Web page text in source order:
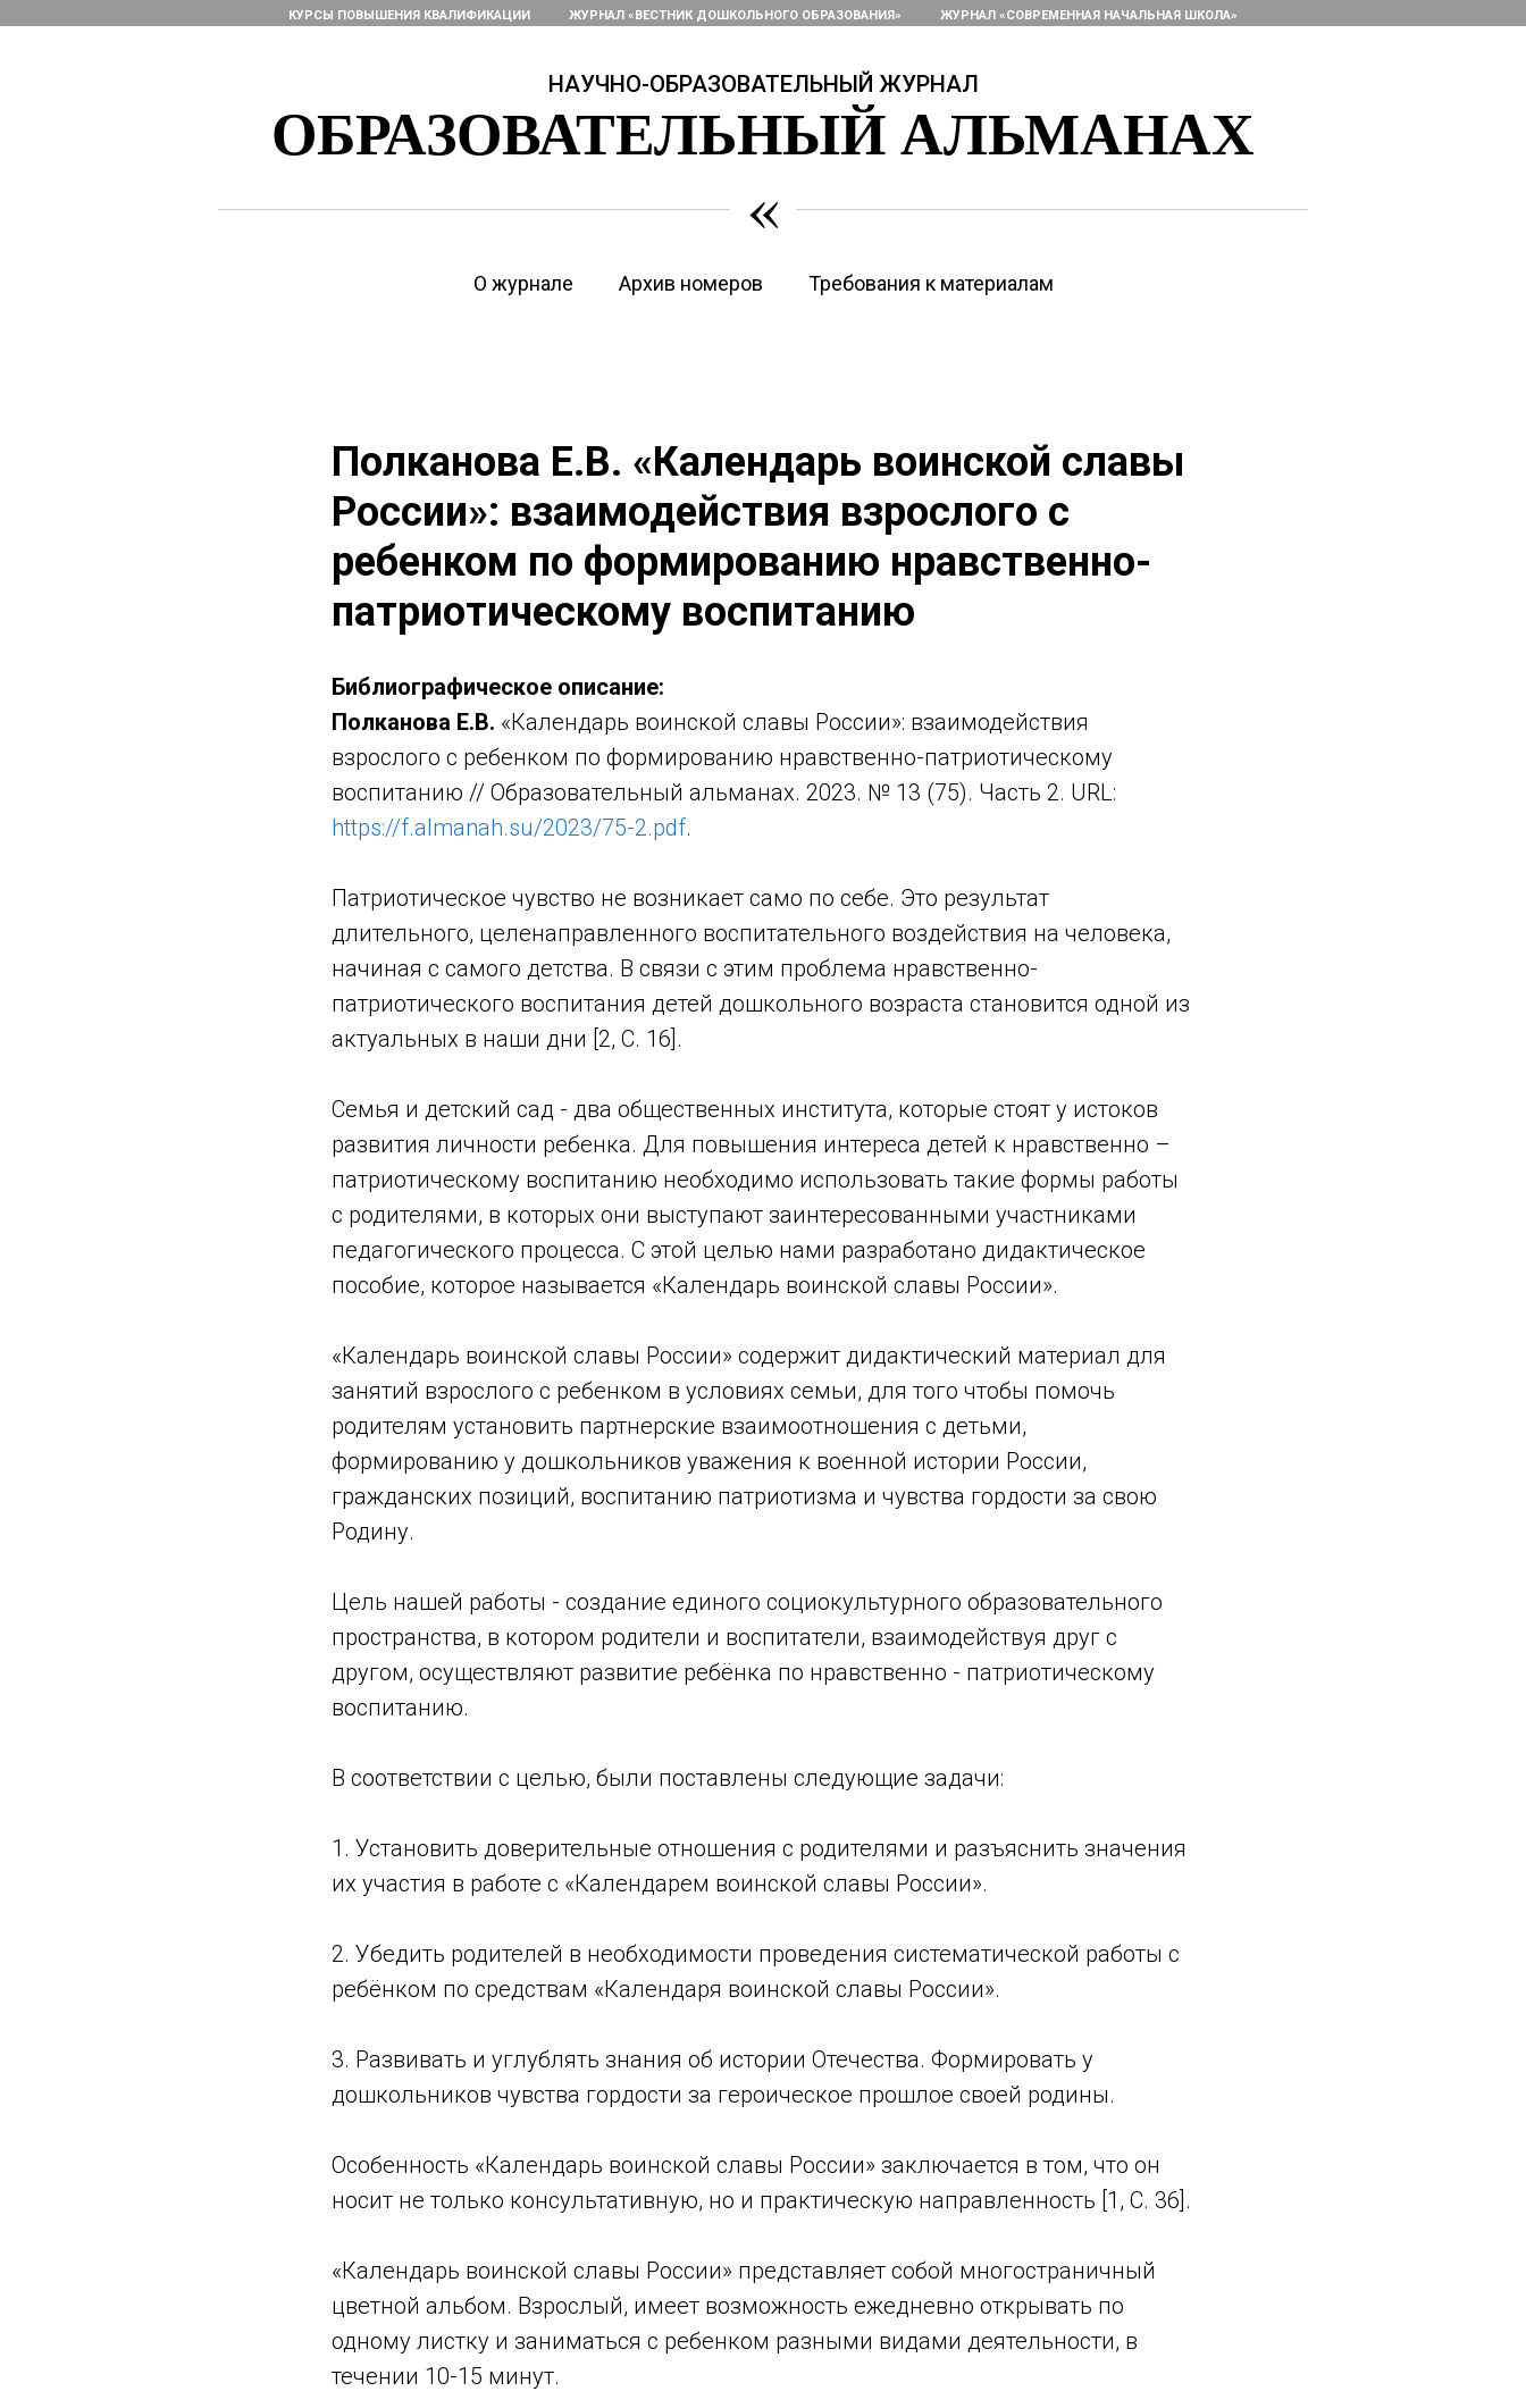
КУРСЫ ПОВЫШЕНИЯ КВАЛИФИКАЦИИ ЖУРНАЛ «ВЕСТНИК ДОШКОЛЬНОГО ОБРАЗОВАНИЯ» ЖУРНАЛ «СОВРЕМЕННАЯ НАЧАЛЬНАЯ ШКОЛА»
НАУЧНО-ОБРАЗОВАТЕЛЬНЫЙ ЖУРНАЛ
ОБРАЗОВАТЕЛЬНЫЙ АЛЬМАНАХ
«
О журнале Архив номеров Требования к материалам
Полканова Е.В. «Календарь воинской славы
России»: взаимодействия взрослого с
ребенком по формированию нравственно-
патриотическому воспитанию
Библиографическое описание:
Полканова Е.В. «Календарь воинской славы России»: взаимодействия
взрослого с ребенком по формированию нравственно-патриотическому
воспитанию // Образовательный альманах. 2023. № 13 (75). Часть 2. URL:
https://f.almanah.su/2023/75-2.pdf.
Патриотическое чувство не возникает само по себе. Это результат
длительного, целенаправленного воспитательного воздействия на человека,
начиная с самого детства. В связи с этим проблема нравственно-
патриотического воспитания детей дошкольного возраста становится одной из
актуальных в наши дни [2, С. 16].
Семья и детский сад - два общественных института, которые стоят у истоков
развития личности ребенка. Для повышения интереса детей к нравственно –
патриотическому воспитанию необходимо использовать такие формы работы
с родителями, в которых они выступают заинтересованными участниками
педагогического процесса. С этой целью нами разработано дидактическое
пособие, которое называется «Календарь воинской славы России».
«Календарь воинской славы России» содержит дидактический материал для
занятий взрослого с ребенком в условиях семьи, для того чтобы помочь
родителям установить партнерские взаимоотношения с детьми,
формированию у дошкольников уважения к военной истории России,
гражданских позиций, воспитанию патриотизма и чувства гордости за свою
Родину.
Цель нашей работы - создание единого социокультурного образовательного
пространства, в котором родители и воспитатели, взаимодействуя друг с
другом, осуществляют развитие ребёнка по нравственно - патриотическому
воспитанию.
В соответствии с целью, были поставлены следующие задачи:
1. Установить доверительные отношения с родителями и разъяснить значения
их участия в работе с «Календарем воинской славы России».
2. Убедить родителей в необходимости проведения систематической работы с
ребёнком по средствам «Календаря воинской славы России».
3. Развивать и углублять знания об истории Отечества. Формировать у
дошкольников чувства гордости за героическое прошлое своей родины.
Особенность «Календарь воинской славы России» заключается в том, что он
носит не только консультативную, но и практическую направленность [1, С. 36].
«Календарь воинской славы России» представляет собой многостраничный
цветной альбом. Взрослый, имеет возможность ежедневно открывать по
одному листку и заниматься с ребенком разными видами деятельности, в
течении 10-15 минут.